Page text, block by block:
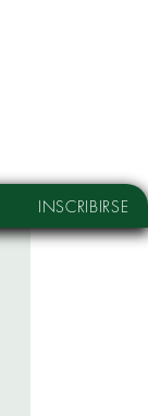
INSCRIBIRSE